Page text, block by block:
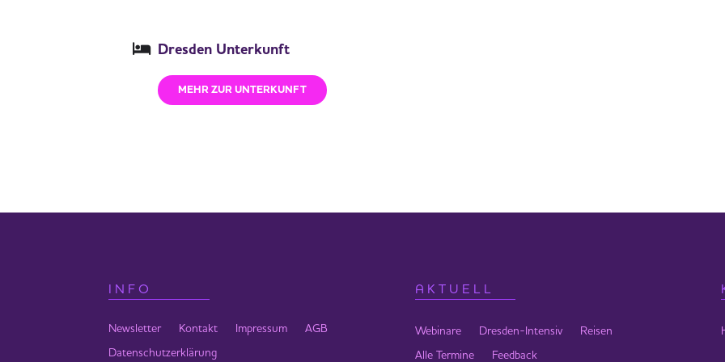
Zeiten
655 € für beide Seminare zusammen:Das SeelenlichtundDein Lichtherz dehnt sich aus
Unterkunft im Haus
Bettwäsche/Handtücher werden zur Verfügung gestellt (einmalig 10 € je Seminar)
DZ (2 Personen): 20 € pro Person/Nacht
Dresden Unterkunft
MEHR ZUR UNTERKUNFT
INFO
Newsletter Kontakt Impressum
AGB
Datenschutzerklärung
AKTUELL
Webinare Dresden-Intensiv
Reisen
Alle Termine
Feedback